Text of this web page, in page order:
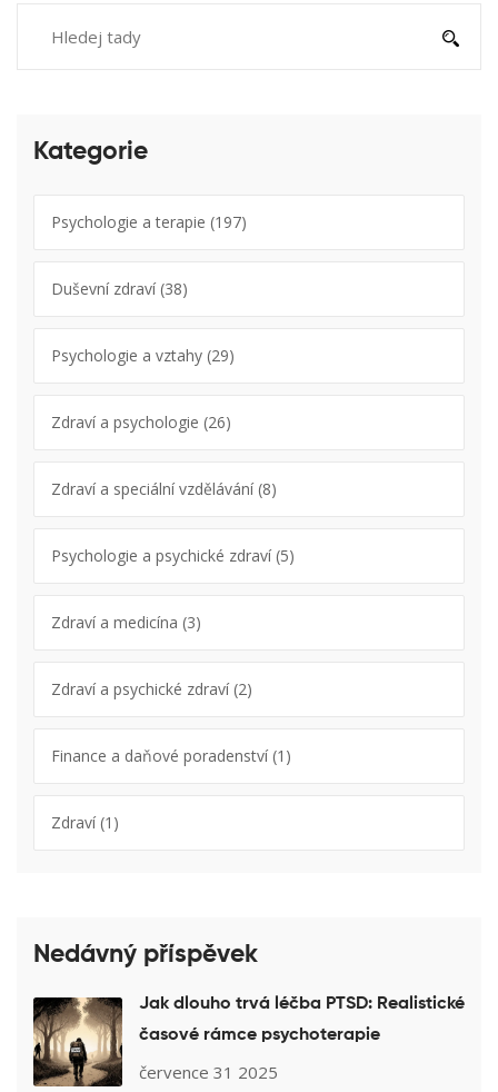
Kategorie
Psychologie a terapie (197)
Duševní zdraví(38)
Psychologie a vztahy (29)
Zdraví a psychologie (26)
Zdraví a speciální vzdělávání(8)
Psychologie a psychické zdraví(5)
Zdraví a medicína (3)
Zdraví a psychické zdraví(2)
Finance a daňové poradenství(1)
Zdraví(1)
Nedávný příspěvek
Jak dlouho trvá léčba PTSD: Realistické
časové rámce psychoterapie
července 31 2025